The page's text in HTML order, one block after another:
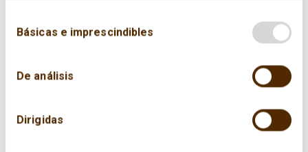
Básicas e imprescindibles
De análisis
Dirigidas